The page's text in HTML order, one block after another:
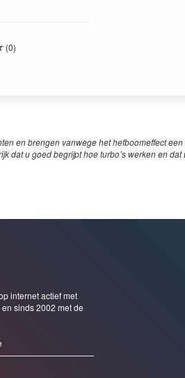
(0)
en brengen vanwege het hefboomeffect
dat u goed begrijpt hoe turbo’s werken en
internet actief met
sinds 2002 met de